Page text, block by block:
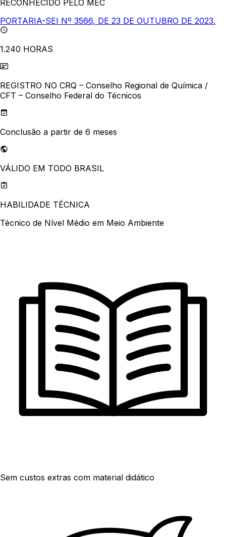
RECONHECIDO PELO MEC
PORTARIA-SEI Nº 3566, DE 23 DE OUTUBRO DE 2023.
1.240 HORAS
REGISTRO NO CRQ – Conselho Regional de Química /
CFT – Conselho Federal do Técnicos
Conclusão a partir de 6 meses
VÁLIDO EM TODO BRASIL
HABILIDADE TÉCNICA
Técnico de Nível Médio em Meio Ambiente
Sem custos extras com material didático